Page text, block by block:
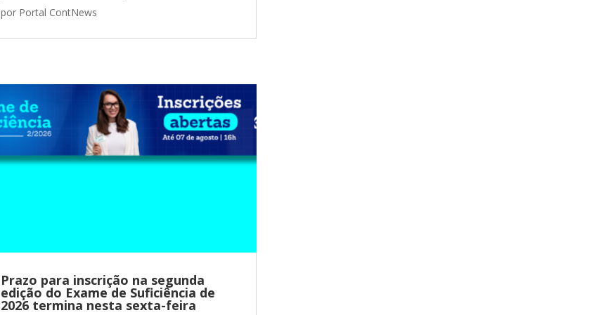
por Portal ContNews
Prazo para inscrição na segunda
edição do Exame de Suficiência de
2026 termina nesta sexta-feira